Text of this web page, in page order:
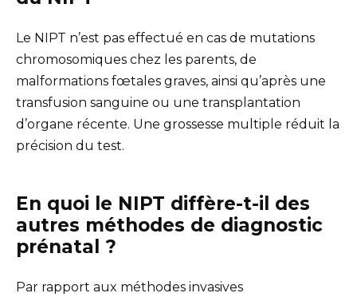
Le NIPT n’est pas effectué en cas de mutations
chromosomiques chez les parents, de
malformations fœtales graves, ainsi qu’après une
transfusion sanguine ou une transplantation
d’organe récente. Une grossesse multiple réduit la
précision du test.
En quoi le NIPT diffère-t-il des
autres méthodes de diagnostic
prénatal ?
Par rapport aux méthodes invasives